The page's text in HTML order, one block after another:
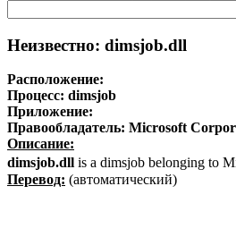
Неизвестно: dimsjob.dll
Расположение:
Процесс: dimsjob
Приложение:
Правообладатель: Microsoft
Описание:
dimsjob.dll is a dimsjob belonging to
Перевод: (автоматический)